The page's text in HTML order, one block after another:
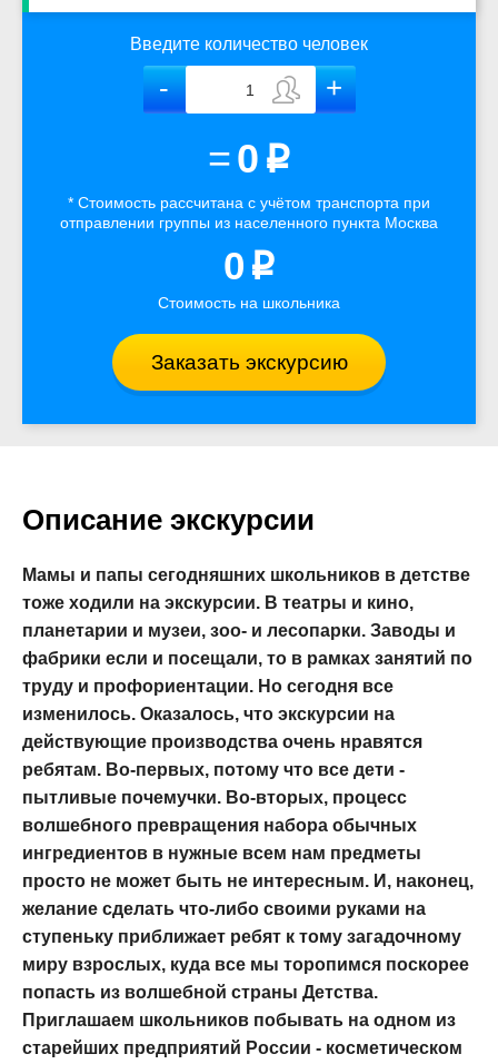
Введите количество человек
=0 p
* Стоимость рассчитана с учётом транспорта при
отправлении группы из населенного пункта Москва
0 p
Стоимость на школьника
Заказать экскурсию
Описание экскурсии
Мамы и папы сегодняшних школьников в детстве
тоже ходили на экскурсии. В театры и кино,
планетарии и музеи, зоо- и лесопарки. Заводы и
фабрики если и посещали, то в рамках занятий по
труду и профориентации. Но сегодня все
изменилось. Оказалось, что экскурсии на
действующие производства очень нравятся
ребятам. Во-первых, потому что все дети -
пытливые почемучки. Во-вторых, процесс
волшебного превращения набора обычных
ингредиентов в нужные всем нам предметы
просто не может быть не интересным. И, наконец,
желание сделать что-либо своими руками на
ступеньку приближает ребят к тому загадочному
миру взрослых, куда все мы торопимся поскорее
попасть из волшебной страны Детства.
Приглашаем школьников побывать на одном из
старейших предприятий России - косметическом